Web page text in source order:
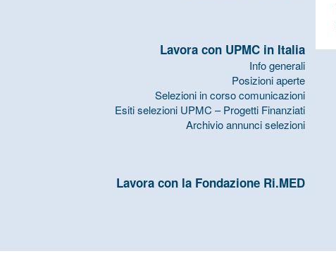
Lavora con UPMC in Italia
Info generali
Posizioni aperte
Selezioni in corso comunicazioni
Esiti selezioni UPMC – Progetti Finanziati
Archivio annunci selezioni
Lavora con la Fondazione Ri.MED